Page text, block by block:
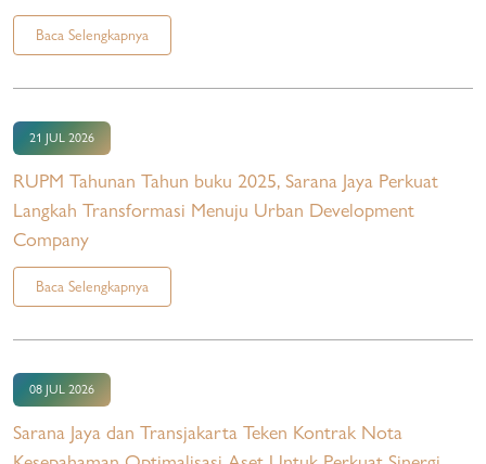
Baca Selengkapnya
21 JUL 2026
RUPM Tahunan Tahun buku 2025, Sarana Jaya Perkuat
Langkah Transformasi Menuju Urban Development
Company
Baca Selengkapnya
08 JUL 2026
Sarana Jaya dan Transjakarta Teken Kontrak Nota